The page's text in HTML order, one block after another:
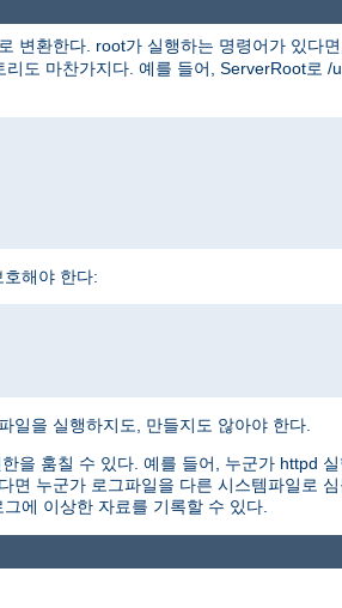
변환한다. root가 실행하는 명령어가 있다
도 마찬가지다. 예를 들어, ServerRoot로 /
해야 한다:
일을 실행하지도, 만들지도 않아야 한다.
을 훔칠 수 있다. 예를 들어, 누군가 httpd
누군가 로그파일을 다른 시스템파일로
에 이상한 자료를 기록할 수 있다.